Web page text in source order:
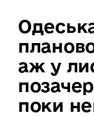
аж у
поки